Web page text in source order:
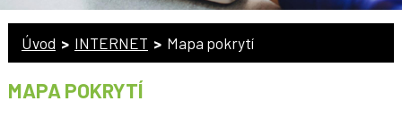
Úvod > INTERNET > Mapa pokrytí
MAPA POKRYTÍ